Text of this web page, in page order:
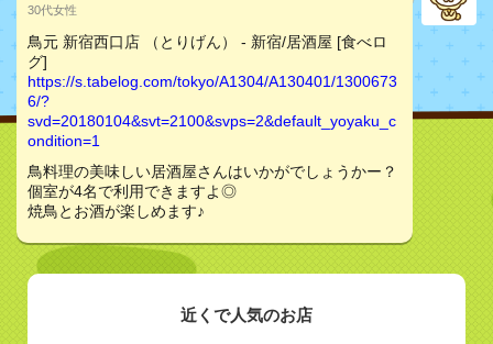
30代女性
鳥元 新宿西口店 （とりげん） - 新宿/居酒屋 [食べロ
グ]
https://s.tabelog.com/tokyo/A1304/A130401/1300673
6/?
svd=20180104&svt=2100&svps=2&default_yoyaku_c
ondition=1
鳥料理の美味しい居酒屋さんはいかがでしょうかー？
個室が4名で利用できますよ◎
焼鳥とお酒が楽しめます♪
近くで人気のお店